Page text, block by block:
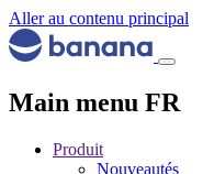
Aller au contenu principal
Main menu FR
Produit
Nouveautés